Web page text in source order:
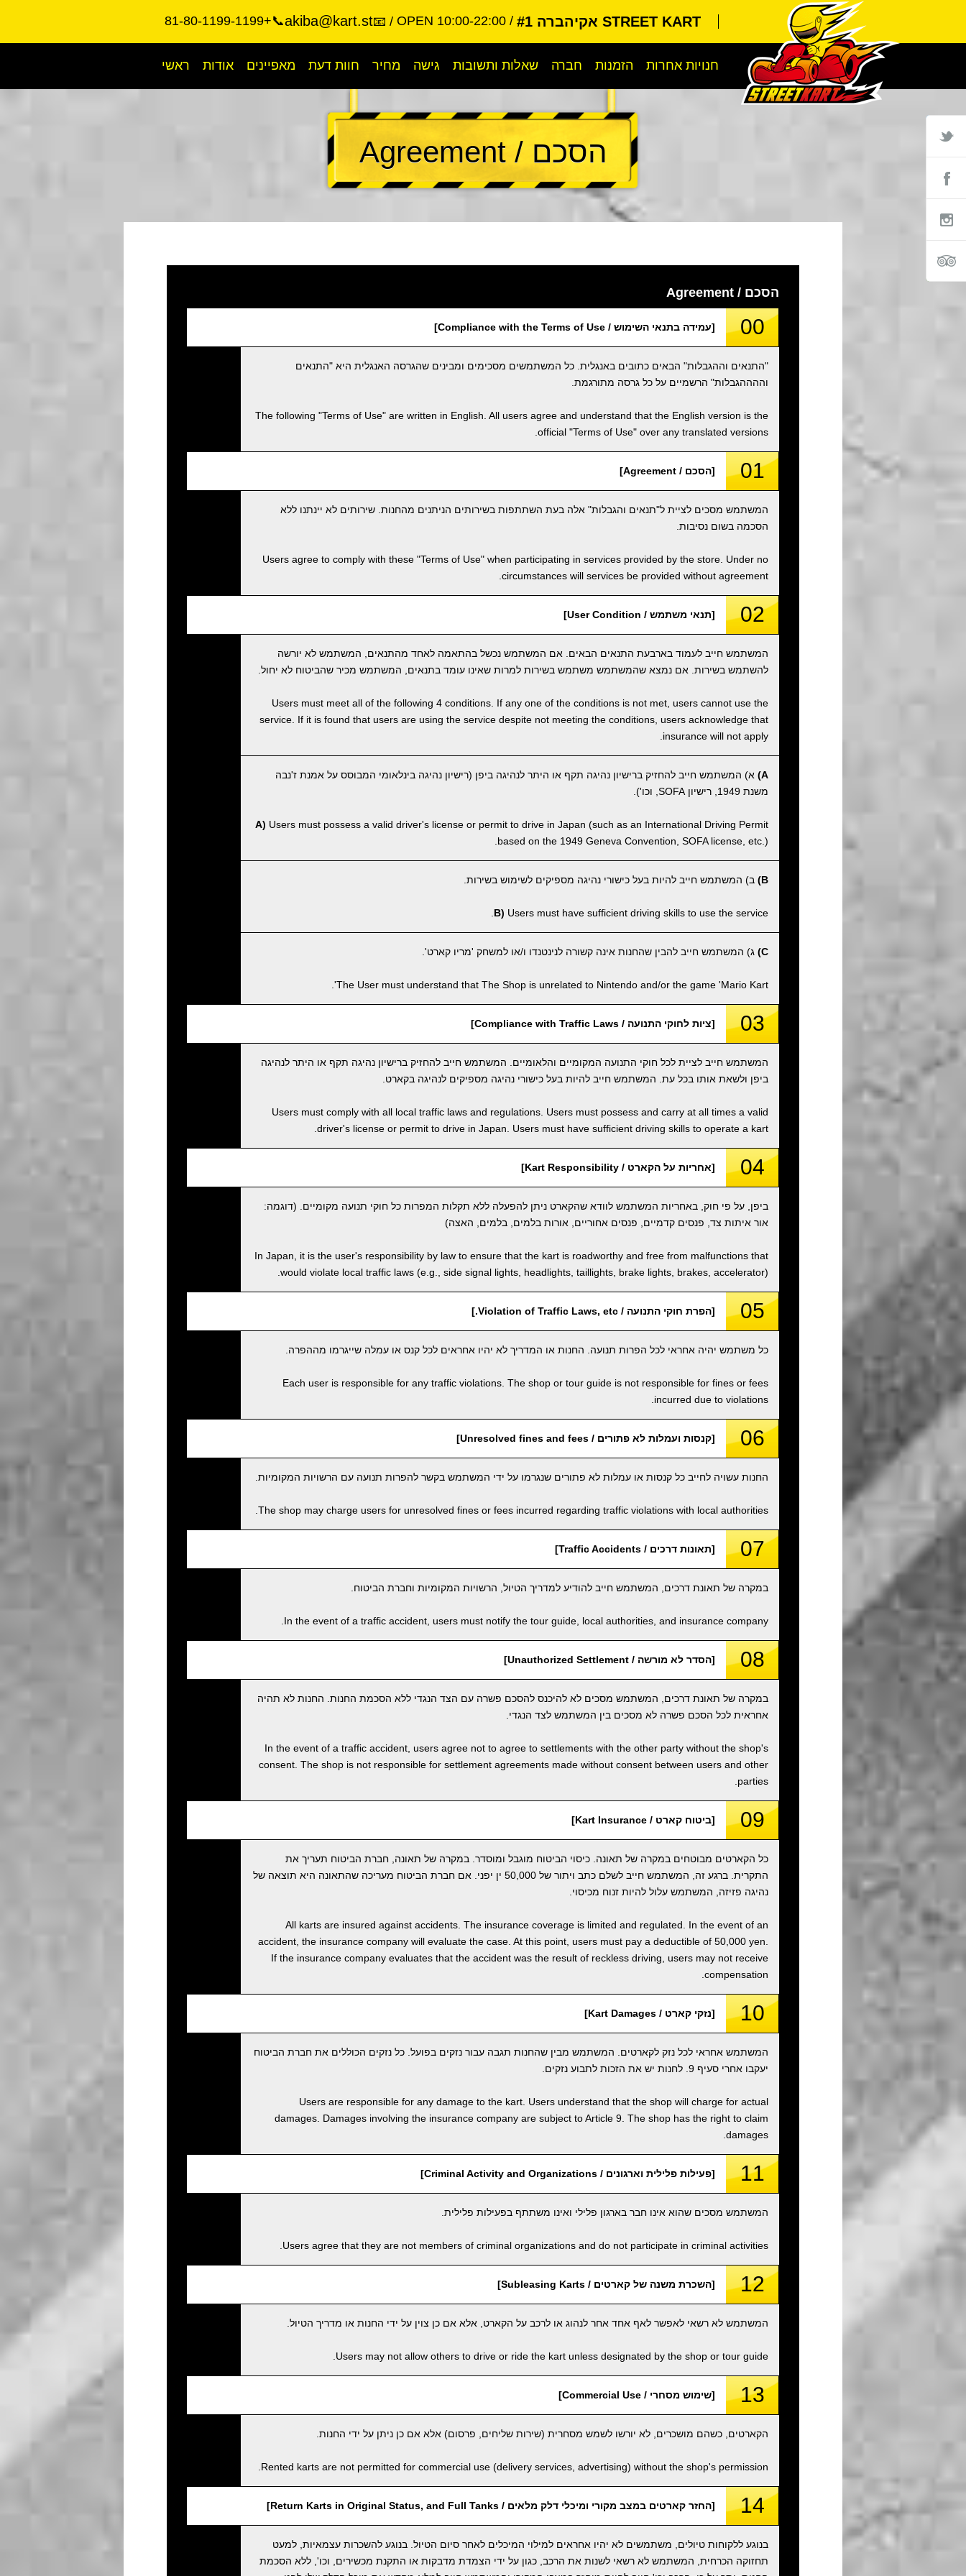
STREET KART אקיהברה #1 📞+81-80-1199-1199 📧
akiba@kart.st OPEN 10:00-22:00
ראשי אודות מאפיינים חוות דעת מחיר גישה שאלות ותשובות חברה הזמנות חנויות אחרות
הסכם / Agreement
הסכם / Agreement
00 [עמידה בתנאי השימוש / Compliance with the Terms of Use]
"התנאים וההגבלות" הבאים כתובים באנגלית. כל המשתמשים מסכימים ומבינים שהגרסה האנגלית היא "התנאים
וההההגבלות" הרשמיים על כל גרסה מתורגמת.
The following "Terms of Use" are written in English. All users agree and understand that the English version is the
official "Terms of Use" over any translated versions.
01 [הסכם / Agreement]
המשתמש מסכים לציית ל"תנאים והגבלות" אלה בעת השתתפות בשירותים הניתנים מהחנות. שירותים לא יינתנו ללא
הסכמה בשום נסיבות.
Users agree to comply with these "Terms of Use" when participating in services provided by the store. Under no
circumstances will services be provided without agreement.
02 [תנאי משתמש / User Condition]
המשתמש חייב לעמוד בארבעת התנאים הבאים. אם המשתמש נכשל בהתאמה לאחד מהתנאים, המשתמש לא יורשה
להשתמש בשירות. אם נמצא שהמשתמש משתמש בשירות למרות שאינו עומד בתנאים, המשתמש מכיר שהביטוח לא יחול.
Users must meet all of the following 4 conditions. If any one of the conditions is not met, users cannot use the
service. If it is found that users are using the service despite not meeting the conditions, users acknowledge that
insurance will not apply.
A) א) המשתמש חייב להחזיק ברישיון נהיגה תקף או היתר לנהיגה ביפן (רישיון נהיגה בינלאומי המבוסס על אמנת ז'נבה
משנת 1949, רישיון SOFA, וכו').
A) Users must possess a valid driver's license or permit to drive in Japan (such as an International Driving Permit
based on the 1949 Geneva Convention, SOFA license, etc.).
B) ב) המשתמש חייב להיות בעל כישורי נהיגה מספיקים לשימוש בשירות.
B) Users must have sufficient driving skills to use the service.
C) ג) המשתמש חייב להבין שהחנות אינה קשורה לנינטנדו ו/או למשחק 'מריו קארט'.
The User must understand that The Shop is unrelated to Nintendo and/or the game 'Mario Kart'.
03 [ציות לחוקי התנועה / Compliance with Traffic Laws]
המשתמש חייב לציית לכל חוקי התנועה המקומיים והלאומיים. המשתמש חייב להחזיק ברישיון נהיגה תקף או היתר לנהיגה
ביפן ולשאת אותו בכל עת. המשתמש חייב להיות בעל כישורי נהיגה מספיקים לנהיגה בקארט.
Users must comply with all local traffic laws and regulations. Users must possess and carry at all times a valid
driver's license or permit to drive in Japan. Users must have sufficient driving skills to operate a kart.
04 [אחריות על הקארט / Kart Responsibility]
ביפן, על פי חוק, באחריות המשתמש לוודא שהקארט ניתן להפעלה ללא תקלות המפרות כל חוקי תנועה מקומיים. (דוגמה:
אור איתות צד, פנסים קדמיים, פנסים אחוריים, אורות בלמים, בלמים, האצה)
In Japan, it is the user's responsibility by law to ensure that the kart is roadworthy and free from malfunctions that
would violate local traffic laws (e.g., side signal lights, headlights, taillights, brake lights, brakes, accelerator).
05 [הפרת חוקי התנועה / Violation of Traffic Laws, etc.]
כל משתמש יהיה אחראי לכל הפרות תנועה. החנות או המדריך לא יהיו אחראים לכל קנס או עמלה שייגרמו מההפרה.
Each user is responsible for any traffic violations. The shop or tour guide is not responsible for fines or fees
incurred due to violations.
06 [קנסות ועמלות לא פתורים / Unresolved fines and fees]
החנות עשויה לחייב כל קנסות או עמלות לא פתורים שנגרמו על ידי המשתמש בקשר להפרות תנועה עם הרשויות המקומיות.
The shop may charge users for unresolved fines or fees incurred regarding traffic violations with local authorities.
07 [תאונות דרכים / Traffic Accidents]
במקרה של תאונת דרכים, המשתמש חייב להודיע למדריך הטיול, הרשויות המקומיות וחברת הביטוח.
In the event of a traffic accident, users must notify the tour guide, local authorities, and insurance company.
08 [הסדר לא מורשה / Unauthorized Settlement]
במקרה של תאונת דרכים, המשתמש מסכים לא להיכנס להסכם פשרה עם הצד הנגדי ללא הסכמת החנות. החנות לא תהיה
אחראית לכל הסכם פשרה לא מסכים בין המשתמש לצד הנגדי.
In the event of a traffic accident, users agree not to agree to settlements with the other party without the shop's
consent. The shop is not responsible for settlement agreements made without consent between users and other
parties.
09 [ביטוח קארט / Kart Insurance]
כל הקארטים מבוטחים במקרה של תאונה. כיסוי הביטוח מוגבל ומוסדר. במקרה של תאונה, חברת הביטוח תעריך את
התקרית. ברגע זה, המשתמש חייב לשלם כתב ויתור של 50,000 ין יפני. אם חברת הביטוח מעריכה שהתאונה היא תוצאה של
נהיגה פזיזה, המשתמש עלול להיות זנוח מכיסוי.
All karts are insured against accidents. The insurance coverage is limited and regulated. In the event of an
accident, the insurance company will evaluate the case. At this point, users must pay a deductible of 50,000 yen.
If the insurance company evaluates that the accident was the result of reckless driving, users may not receive
compensation.
10 [נזקי קארט / Kart Damages]
המשתמש אחראי לכל נזק לקארטים. המשתמש מבין שהחנות תגבה עבור נזקים בפועל. כל נזקים הכוללים את חברת הביטוח
יעקבו אחרי סעיף 9. לחנות יש את הזכות לתבוע נזקים.
Users are responsible for any damage to the kart. Users understand that the shop will charge for actual
damages. Damages involving the insurance company are subject to Article 9. The shop has the right to claim
damages.
11 [פעילות פלילית וארגונים / Criminal Activity and Organizations]
המשתמש מסכים שהוא אינו חבר בארגון פלילי ואינו משתתף בפעילות פלילית.
Users agree that they are not members of criminal organizations and do not participate in criminal activities.
12 [השכרת משנה של קארטים / Subleasing Karts]
המשתמש לא רשאי לאפשר לאף אחד אחר לנהוג או לרכב על הקארט, אלא אם כן צוין על ידי החנות או מדריך הטיול.
Users may not allow others to drive or ride the kart unless designated by the shop or tour guide.
13 [שימוש מסחרי / Commercial Use]
הקארטים, כשהם מושכרים, לא יורשו לשמש מסחרית (שירות שליחים, פרסום) אלא אם כן ניתן על ידי החנות.
Rented karts are not permitted for commercial use (delivery services, advertising) without the shop's permission.
14 [החזר קארטים במצב מקורי ומיכלי דלק מלאים / Return Karts in Original Status, and Full Tanks]
בנוגע ללקוחות טיולים, משתמשים לא יהיו אחראים למילוי המיכלים לאחר סיום הטיול. בנוגע להשכרות עצמאיות, למעט
תחזוקה הכרחית, המשתמש לא רשאי לשנות את הרכב, כגון על ידי הצמדת מדבקות או התקנת מכשירים, וכו', ללא הסכמת